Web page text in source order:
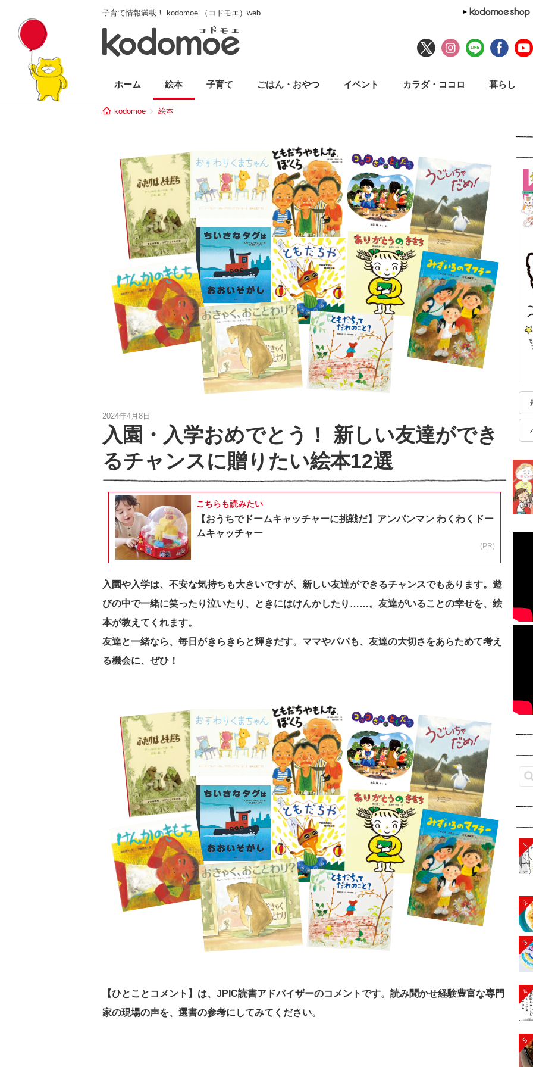
子育て情報満載！ kodomoe （コドモエ）web
ホーム 絵本 子育て ごはん・おやつ イベント カラダ・ココロ 暮らし
kodomoe 絵本
2024年4月8日
入園・入学おめでとう！ 新しい友達ができ
るチャンスに贈りたい絵本12選
こちらも読みたい
【おうちでドームキャッチャーに挑戦だ】アンパンマン わくわくドー
ムキャッチャー
(PR)
入園や入学は、不安な気持ちも大きいですが、新しい友達ができるチャンスでもあります。遊
びの中で一緒に笑ったり泣いたり、ときにはけんかしたり……。友達がいることの幸せを、絵
本が教えてくれます。
友達と一緒なら、毎日がきらきらと輝きだす。ママやパパも、友達の大切さをあらためて考え
る機会に、ぜひ！
【ひとことコメント】は、JPIC読書アドバイザーのコメントです。読み聞かせ経験豊富な専門
家の現場の声を、選書の参考にしてみてください。
1
2
3
4
5